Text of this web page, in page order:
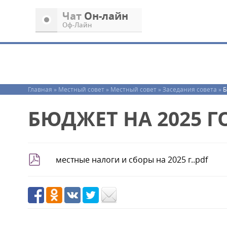
Чат Oн-лайн
Oф-Лайн
Главная » Местный совет » Местный совет » Заседания совета »
БЮДЖЕТ НА 2025
местные налоги и сборы на 2025 г..pdf